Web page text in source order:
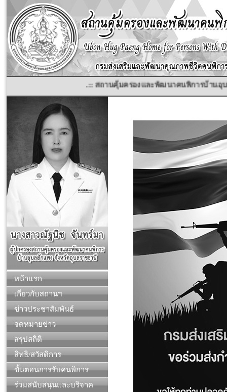
.:: สถานคุ้มครองและพัฒนาคนพิการบ้านอุบลฮั
หน้าแรก
เกี่ยวกับสถานฯ
ข่าวประชาสัมพันธ์
จดหมายข่าว
สรุปสถิติ
สิทธิ/สวัสดิการ
ขั้นตอนการรับคนพิการ
ร่วมสนับสนุนและบริจาค